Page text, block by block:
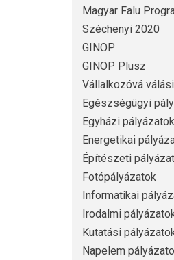
Magyar Falu
Széchenyi 2020
GINOP
GINOP Plusz
Vállalkozóvá
Egészségügyi
Egyházi pályázatok
Energetikai
Építészeti
Fotópályázatok
Informatikai
Irodalmi
Kutatási
Napelem